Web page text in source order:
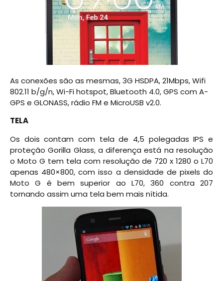
As conexões são as mesmas, 3G HSDPA, 21Mbps, Wifi
802.11 b/g/n, Wi-Fi hotspot, Bluetooth 4.0, GPS com A-
GPS e GLONASS, rádio FM e MicroUSB v2.0.
TELA
Os dois contam com tela de 4,5 polegadas IPS e
proteção Gorilla Glass, a diferença está na resolução
o Moto G tem tela com resolução de 720 x 1280 o L70
apenas 480×800, com isso a densidade de pixels do
Moto G é bem superior ao L70, 360 contra 207
tornando assim uma tela bem mais nítida.